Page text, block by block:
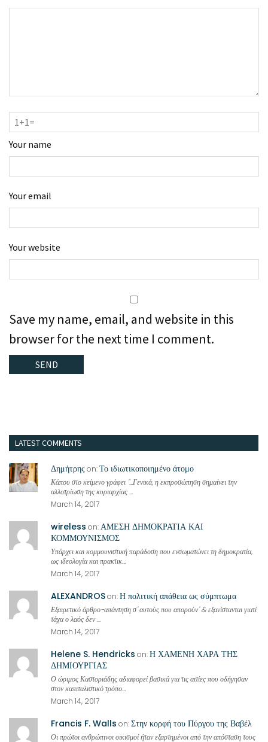
Your name
Your email
Your website
Save my name, email, and website in this
browser for the next time I comment.
LATEST COMMENTS
Δημήτρηςon:Το ιδιωτικοποιημένο άτομο
Κάπου στο κείμενο γράφει "...Γενικά, η εκπροσώπηση σημαίνει την
αλλοτρίωση της κυριαρχίας ...
March 14, 2017
wireless on:ΑΜΕΣΗ ΔΗΜΟΚΡΑΤΙΑ ΚΑΙ
ΚΟΜΜΟΥΝΙΣΜΟΣ
Υπάρχει και κομμουνιστική παράδοση που ενσωματώνει τη δημοκρατία,
ως ιδεολογία και πρακτικ...
March 14, 2017
ALEXANDROSon:Η πολιτική απάθεια ως σύμπτωμα
Εξαιρετικό άρθρο-απάντηση σ' αυτούς που απορούν' & εξανίστανται γιατί
τάχα ο λαός δεν ...
March 14, 2017
Helene S. Hendricks on:Η ΧΑΜΕΝΗ ΧΑΡΑ ΤΗΣ
ΔΗΜΙΟΥΡΓΙΑΣ
Ο ώριμος Καστοριάδης αδιαφορεί βασικά για τις αιτίες που οδήγησαν
στον καπιταλιστικό τρόπο...
March 14, 2017
Francis F. Walls on:Στην κορφή του Πύργου της Βαβέλ
Οι πρώτοι ανθρώπινοι οικισμοί ήταν εξαρτημένοι από την απόσταση τους